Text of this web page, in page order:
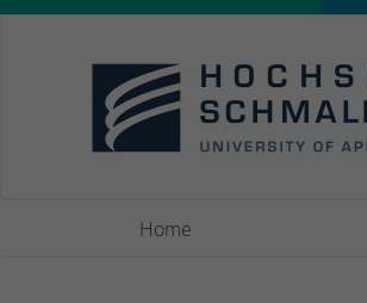
Home